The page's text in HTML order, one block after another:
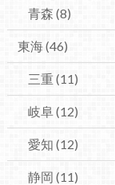
青森 (8)
東海(46)
三重(11)
岐阜(12)
愛知 (12)
静岡 (11)